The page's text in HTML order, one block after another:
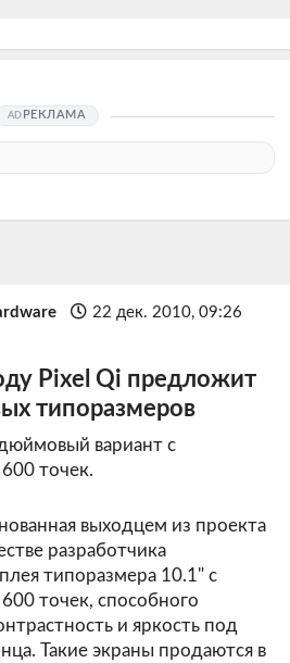
РЕКЛАМА
22 дек. 2010, 09:26
Pixel Qi предложит
типоразмеров
вариант с
точек.
выходцем из проекта
разработчика
типоразмера 10.1" с
точек, способного
и яркость под
Такие экраны продаются в